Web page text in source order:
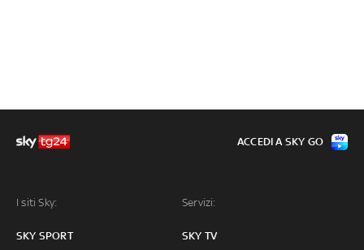
I siti Sky:
SKY SPORT
Servizi:
SKY TV
ACCEDI A SKY GO